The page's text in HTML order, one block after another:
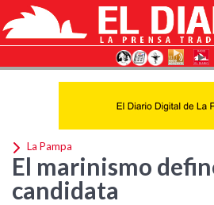
La Pampa
El marinismo
candidata